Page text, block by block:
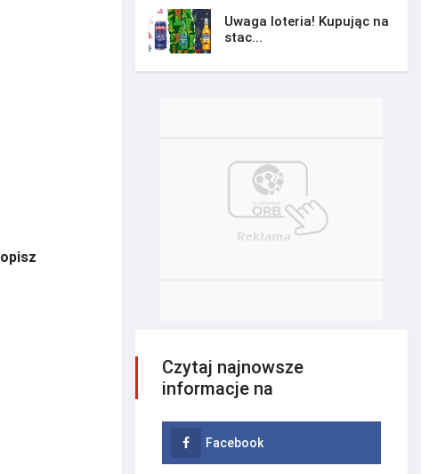
opisz
Uwaga loteria! Kupując na
stac...
Czytaj najnowsze
informacje na
Facebook